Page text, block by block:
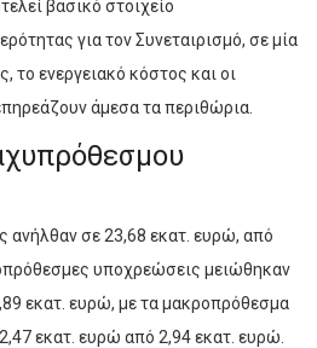
βασικό στοιχείο
για τον Συνεταιρισμό, σε μία
το ενεργειακό κόστος και οι
άμεσα τα περιθώρια.
ανήλθαν σε 23,68 εκατ. ευρώ, από
υποχρεώσεις μειώθηκαν
εκατ. ευρώ, με τα μακροπρόθεσμα
εκατ. ευρώ από 2,94 εκατ. ευρώ.